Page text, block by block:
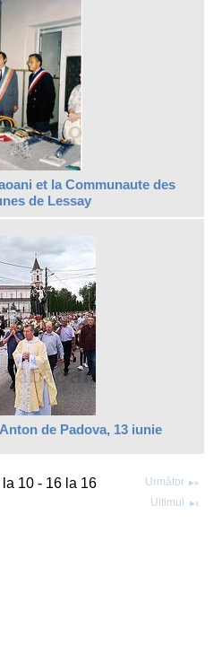
et la Communaute des
de Lessay
de Padova, 13 iunie
la 10 - 16 la 16
Următor
Ultimul